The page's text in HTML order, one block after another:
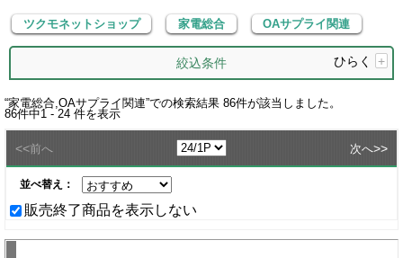
ツクモネットショップ 家電総合 OAサプライ関連
絞込条件 ひらく +
“家電総合,OAサプライ関連”での検索結果 86件が該当しました。
86件中1 - 24 件を表示
<<前へ 次へ>>
並べ替え：
販売終了商品を表示しない